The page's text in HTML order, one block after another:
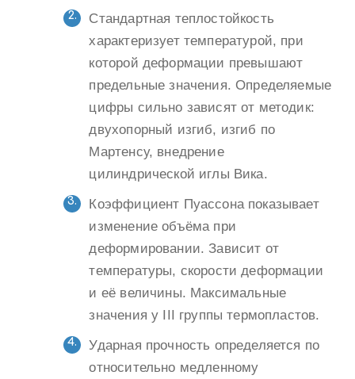
Стандартная теплостойкость
характеризует температурой, при
которой деформации превышают
предельные значения. Определяемые
цифры сильно зависят от методик:
двухопорный изгиб, изгиб по
Мартенсу, внедрение
цилиндрической иглы Вика.
Коэффициент Пуассона показывает
изменение объёма при
деформировании. Зависит от
температуры, скорости деформации
и её величины. Максимальные
значения у III группы термопластов.
Ударная прочность определяется по
относительно медленному